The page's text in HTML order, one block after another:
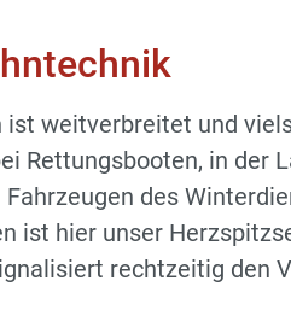
ist weitverbreitet und
Rettungsbooten, in
des
ist hier unser
rechtzeitig den